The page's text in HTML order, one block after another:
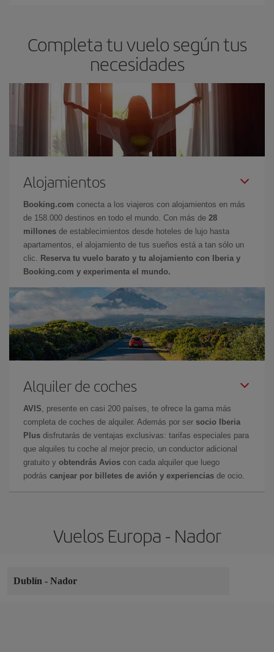
Completa tu vuelo según tus
necesidades
Alojamientos
Booking.com conecta a los viajeros con alojamientos en más
de 158.000 destinos en todo el mundo. Con más de 28
millones de establecimientos desde hoteles de lujo hasta
apartamentos, el alojamiento de tus sueños está a tan sólo un
clic.
Reserva tu vuelo barato y tu alojamiento con Iberia y
Booking.com y experimenta el mundo.
Alquiler de coches
AVIS , presente en casi 200 países, te ofrece la gama más
completa de coches de alquiler. Además por ser socio Iberia
Plus disfrutarás de ventajas exclusivas: tarifas especiales para
que alquiles tu coche al mejor precio, un conductor adicional
gratuito y obtendrás Avios con cada alquiler que luego
podrás canjear por billetes de avión y experiencias de ocio.
Vuelos Europa - Nador
Dublín - Nador